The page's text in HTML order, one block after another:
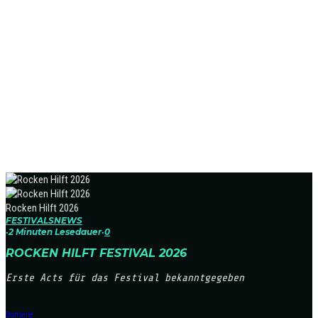
Rocken Hilft 2026
FESTIVALSNEWS
·2 Minuten Lesedauer·0
ROCKEN HILFT FESTIVAL 2026
Erste Acts für das Festival bekanntgegeben
Startseite